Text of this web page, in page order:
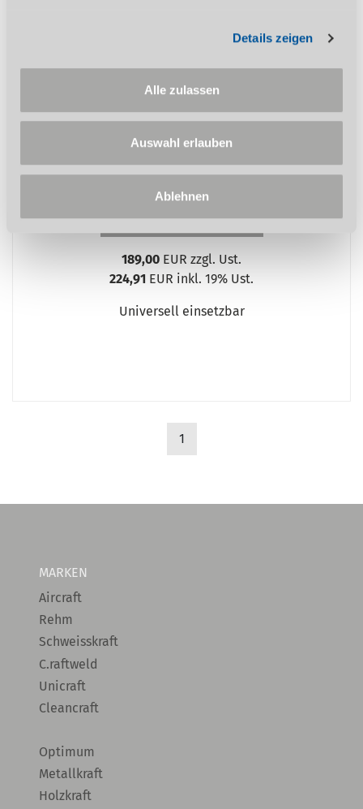
Details zeigen
Alle zulassen
Auswahl erlauben
Ablehnen
ZUM PRODUKT
189,00 EUR zzgl. Ust.
224,91 EUR inkl. 19% Ust.
Universell einsetzbar
1
MARKEN
Aircraft
Rehm
Schweisskraft
C.raftweld
Unicraft
Cleancraft
Optimum
Metallkraft
Holzkraft